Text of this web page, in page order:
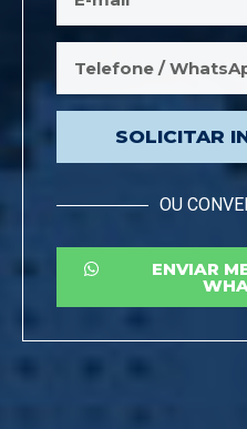
SOLICITAR
OU
ENVIAR